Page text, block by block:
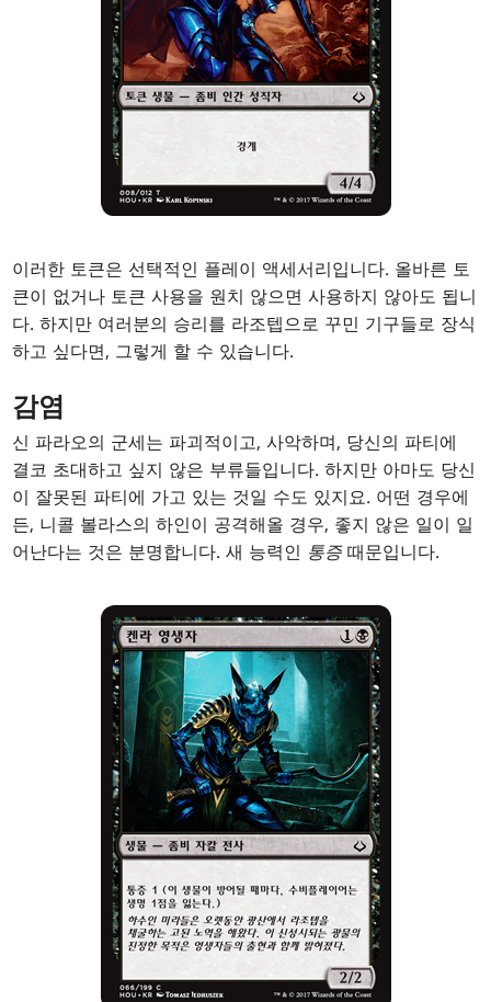
이러한 토큰은 선택적인 플레이 액세서리입니다. 올바른 토
큰이 없거나 토큰 사용을 원치 않으면 사용하지 않아도 됩니
다. 하지만 여러분의 승리를 라조텝으로 꾸민 기구들로 장식
하고 싶다면, 그렇게 할 수 있습니다.
감염
신 파라오의 군세는 파괴적이고, 사악하며, 당신의 파티에
결코 초대하고 싶지 않은 부류들입니다. 하지만 아마도 당신
이 잘못된 파티에 가고 있는 것일 수도 있지요. 어떤 경우에
든, 니콜 볼라스의 하인이 공격해올 경우, 좋지 않은 일이 일
어난다는 것은 분명합니다. 새 능력인 통증때문입니다.